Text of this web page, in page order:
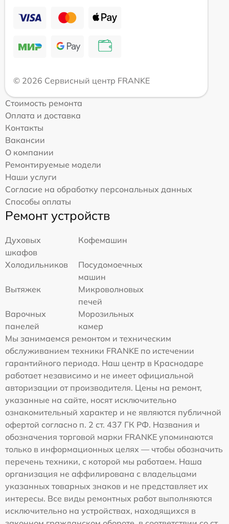
© 2026 Сервисный центр FRANKE
Стоимость ремонта
Оплата и доставка
Контакты
Вакансии
О компании
Ремонтируемые модели
Наши услуги
Согласие на обработку персональных данных
Способы оплаты
Ремонт устройств
Духовых
шкафов
Кофемашин
Холодильников
Посудомоечных
машин
Вытяжек
Микроволновых
печей
Варочных
панелей
Морозильных
камер
Мы занимаемся ремонтом и техническим
обслуживанием техники FRANKE по истечении
гарантийного периода. Наш центр в Краснодаре
работает независимо и не имеет официальной
авторизации от производителя. Цены на ремонт,
указанные на сайте, носят исключительно
ознакомительный характер и не являются публичной
офертой согласно п. 2 ст. 437 ГК РФ. Названия и
обозначения торговой марки FRANKE упоминаются
только в информационных целях — чтобы обозначить
перечень техники, с которой мы работаем. Наша
организация не аффилирована с владельцами
указанных товарных знаков и не представляет их
интересы. Все виды ремонтных работ выполняются
исключительно на устройствах, находящихся в